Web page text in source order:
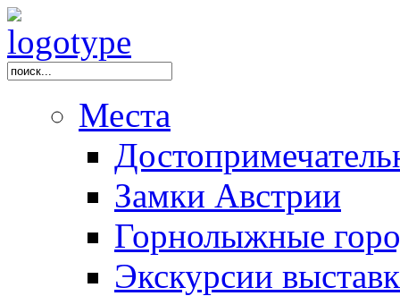
Места
Замки Австрии
Горнолыжные
Экскурсии